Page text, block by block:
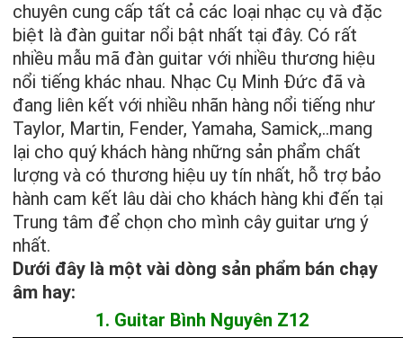
chuyên cung cấp tất cả các loại nhạc cụ và đặc
biệt là đàn guitar nổi bật nhất tại đây. Có rất
nhiều mẫu mã đàn guitar với nhiều thương hiệu
nổi tiếng khác nhau. Nhạc Cụ Minh Đức đã và
đang liên kết với nhiều nhãn hàng nổi tiếng như
Taylor, Martin, Fender, Yamaha, Samick,..mang
lại cho quý khách hàng những sản phẩm chất
lượng và có thương hiệu uy tín nhất, hỗ trợ bảo
hành cam kết lâu dài cho khách hàng khi đến tại
Trung tâm để chọn cho mình cây guitar ưng ý
nhất.
Dưới đây là một vài dòng sản phẩm bán chạy
âm hay:
1. Guitar Bình Nguyên Z12